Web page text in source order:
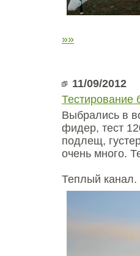
»»
11/09/2012
Тестирование
Выбрались в
фидер, тест
подлещ,
очень много.
Теплый канал.